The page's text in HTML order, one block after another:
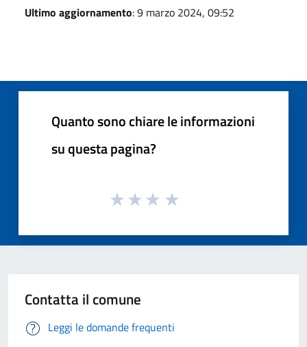
Ultimo aggiornamento: 9 marzo 2024, 09:52
Quanto sono chiare le informazioni
su questa pagina?
Contatta il comune
Leggi le domande frequenti